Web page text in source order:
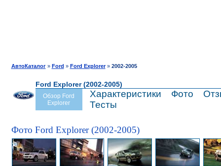
ТЕСТ-ДРАЙВ
ПРОДАЖА
АвтоКаталог» Ford » Ford Explorer» 2002-2005
Ford Explorer (2002-2005)
Обзор Ford
Explorer
Характеристики Фото
Тесты
Фото Ford Explorer (2002-2005)